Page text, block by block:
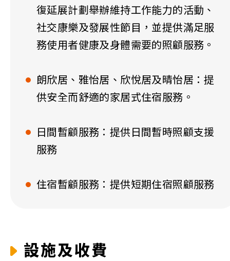
復延展計劃舉辦維持工作能力的活動、
社交康樂及發展性節目，並提供滿足服
務使用者健康及身體需要的照顧服務。
朗欣居、雅怡居、欣悅居及晴怡居：提
供安全而舒適的家居式住宿服務。
日間暫顧服務：提供日間暫時照顧支援
服務
住宿暫顧服務：提供短期住宿照顧服務
設施及收費